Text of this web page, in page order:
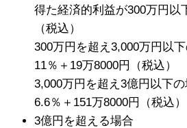
得た経済的利益が300万円以
（税込）
300万円を超え3,000万円以
11％＋19万8000円（税込）
3,000万円を超え3億円以下
6.6％＋151万8000円（税込）
3億円を超える場合